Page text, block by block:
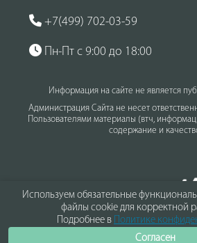
Используем обязательные
файлы cookie для корректной
Подробнее в Политике
Согласен
+7(499) 702-03-59
Пн-Пт с 9:00 до 18:00
Информация на сайте не является
Администрация Сайта не несет
Пользователями материалы (втч,
содержание и